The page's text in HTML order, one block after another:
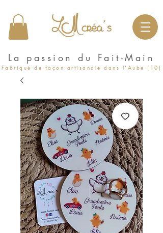
LM créa's
La passion du Fait-Main
Fabriqué de façon artisanale dans l'Aube (10)